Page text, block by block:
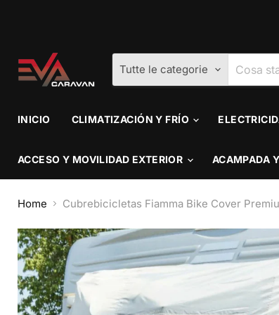
Tutte le categorie
INICIO CLIMATIZACIÓN Y FRÍO
ACCESO Y MOVILIDAD EXTERIOR ACAMPADA
Home Cubrebicicletas Fiamma Bike Cover